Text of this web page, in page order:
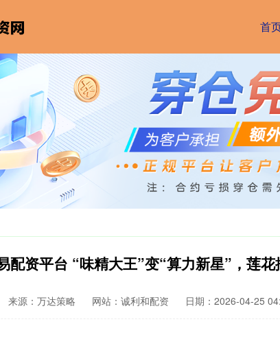
首
配资平台 “味精大王”变“算力新星”，莲
来源：万达策略 网站：诚利和配资 日期：2026-04-25